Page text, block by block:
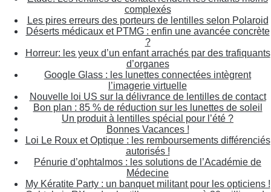
complexés
Les pires erreurs des porteurs de lentilles selon Polaroid
Déserts médicaux et PTMG : enfin une avancée concrète
?
Horreur: les yeux d’un enfant arrachés par des trafiquants
d’organes
Google Glass : les lunettes connectées intègrent
l’imagerie virtuelle
Nouvelle loi US sur la délivrance de lentilles de contact
Bon plan : 85 % de réduction sur les lunettes de soleil
Un produit à lentilles spécial pour l’été ?
Bonnes Vacances !
Loi Le Roux et Optique : les remboursements différenciés
autorisés !
Pénurie d’ophtalmos : les solutions de l’Académie de
Médecine
My Kératite Party : un banquet militant pour les opticiens !